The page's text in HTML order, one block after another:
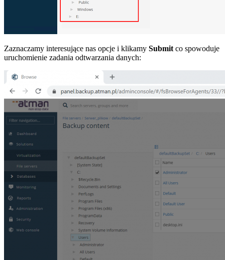
Zaznaczamy interesujące nas opcje i klikamy Submit co spowoduje
uruchomienie zadania odtwarzania danych: